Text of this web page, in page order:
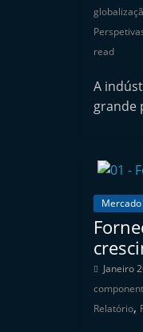
read
A
grande
Mercado
Janeiro
Relatório,